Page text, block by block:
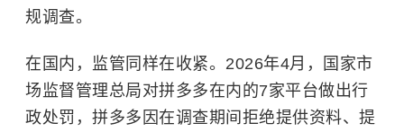
规调查。
在国内，监管同样在收紧。2026年4月，国家市
场监督管理总局对拼多多在内的7家平台做出行
政处罚，拼多多因在调查期间拒绝提供资料、提